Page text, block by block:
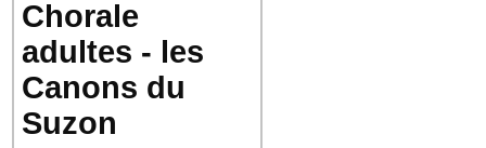
Chorale
adultes - les
Canons du
Suzon